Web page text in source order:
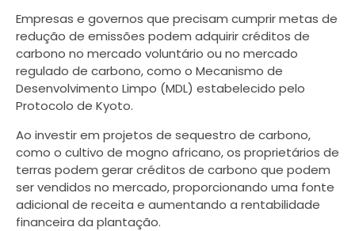
Empresas e governos que precisam cumprir metas de
redução de emissões podem adquirir créditos de
carbono no mercado voluntário ou no mercado
regulado de carbono, como o Mecanismo de
Desenvolvimento Limpo (MDL) estabelecido pelo
Protocolo de Kyoto.
Ao investir em projetos de sequestro de carbono,
como o cultivo de mogno africano, os proprietários de
terras podem gerar créditos de carbono que podem
ser vendidos no mercado, proporcionando uma fonte
adicional de receita e aumentando a rentabilidade
financeira da plantação.